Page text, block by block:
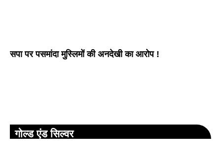
सपा पर पसमांदा मुस्लिमों की अनदेखी का आरोप !
गोल्ड एंड सिल्वर